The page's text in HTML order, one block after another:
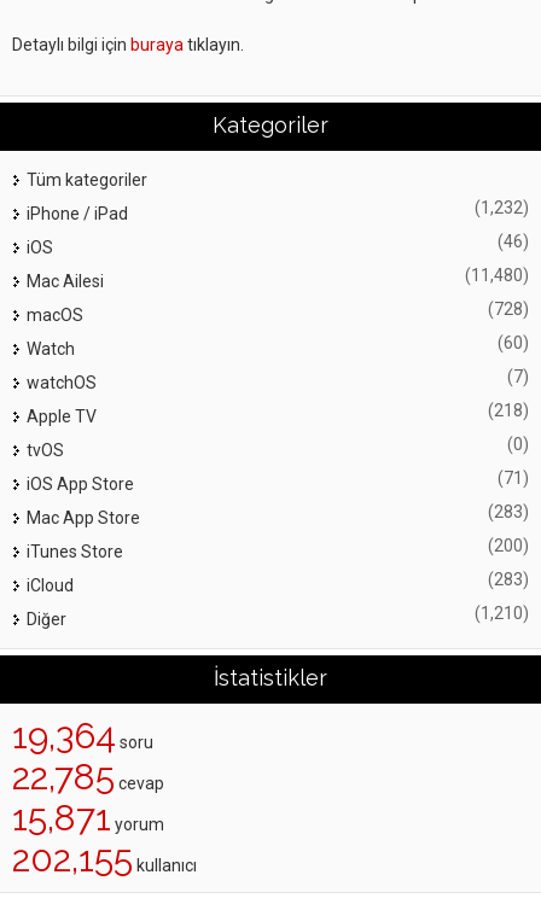
Detaylı bilgi için buraya tıklayın.
Kategoriler
Tüm kategoriler
iPhone / iPad
(1,232)
iOS (46)
Mac Ailesi (11,480)
macOS (728)
Watch (60)
watchOS (7)
Apple TV (218)
tvOS (0)
iOS App Store (71)
Mac App Store (283)
iTunes Store (200)
iCloud (283)
Diğer (1,210)
İstatistikler
19,364 soru
22,785 cevap
15,871 yorum
202,155 kullanıcı